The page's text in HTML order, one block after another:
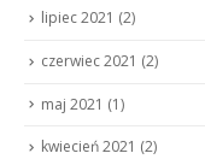
lipiec 2021 (2)
czerwiec 2021 (2)
maj 2021 (1)
kwiecień 2021 (2)